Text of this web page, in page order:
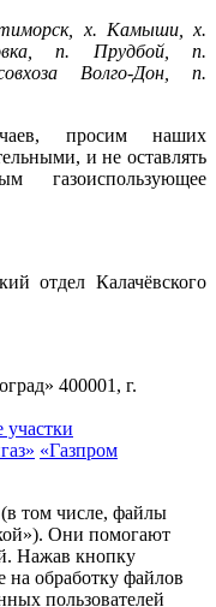
х. Камыши, х.
п. Прудбой, п.
Волго-Дон, п.
просим наших
и не оставлять
газоиспользующее
отдел Калачёвского
400001, г.
участки
«Газпром
том числе, файлы
Они помогают
Нажав кнопку
на обработку файлов
пользователей